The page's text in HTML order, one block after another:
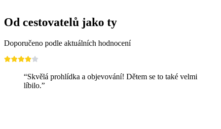
Od cestovatelů jako ty
Doporučeno podle aktuálních hodnocení
“Skvělá prohlídka a objevování! Dětem se to také velmi
líbilo.”